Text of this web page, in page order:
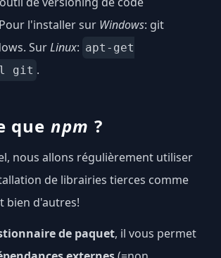
l'installer sur Windows: git
. SurLinux: apt-get
git .
que npm ?
nous allons régulièrement utiliser
de librairies tierces comme
bien d'autres!
de paquet, il vous permet